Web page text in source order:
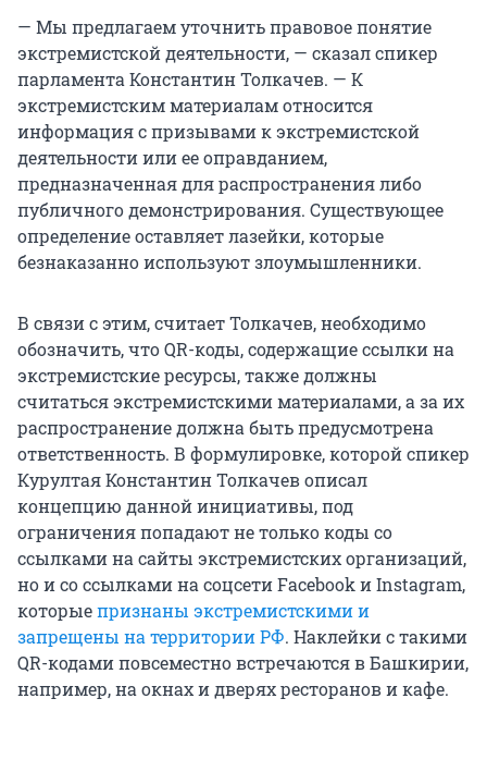
— Мы предлагаем уточнить правовое понятие
экстремистской деятельности, — сказал спикер
парламента Константин Толкачев. — К
экстремистским материалам относится
информация с призывами к экстремистской
деятельности или ее оправданием,
предназначенная для распространения либо
публичного демонстрирования. Существующее
определение оставляет лазейки, которые
безнаказанно используют злоумышленники.
В связи с этим, считает Толкачев, необходимо
обозначить, что QR-коды, содержащие ссылки на
экстремистские ресурсы, также должны
считаться экстремистскими материалами, а за их
распространение должна быть предусмотрена
ответственность. В формулировке, которой спикер
Курултая Константин Толкачев описал
концепцию данной инициативы, под
ограничения попадают не только коды со
ссылками на сайты экстремистских организаций,
но и со ссылками на соцсети Facebook и Instagram,
которыепризнаны экстремистскими и
запрещены на территории РФ. Наклейки с такими
QR-кодами повсеместно встречаются в Башкирии,
например, на окнах и дверях ресторанов и кафе.